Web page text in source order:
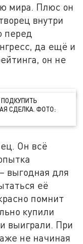
мира. Плюс он
внутри
перед
да ещё и
он не
СДЕЛКА. ФОТО:
Он всё
выгодная для
её
помнит
купили
выиграли. При
не начиная